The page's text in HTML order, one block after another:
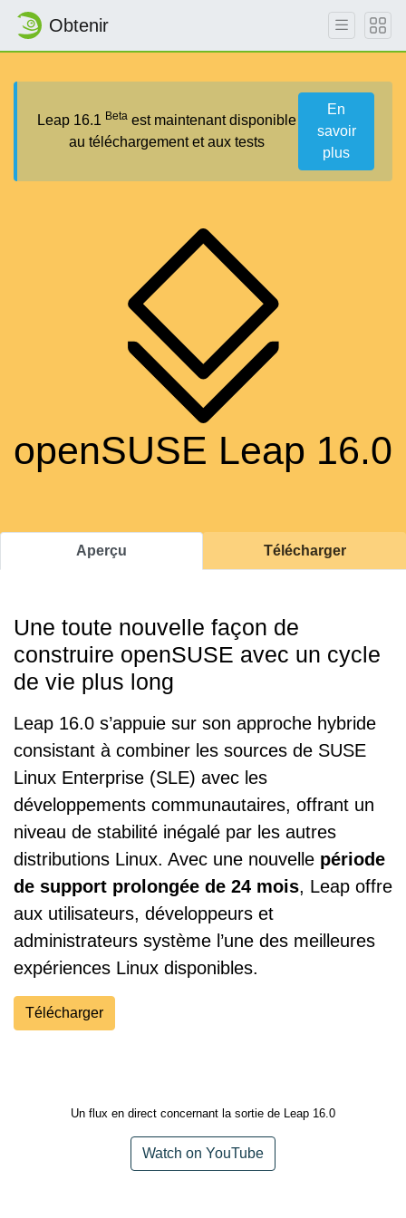
Obtenir
Leap 16.1 Beta est maintenant disponible
au téléchargement et aux tests
En
savoir
plus
openSUSE Leap 16.0
Aperçu Télécharger
Une toute nouvelle façon de
construire openSUSE avec un cycle
de vie plus long
Leap 16.0 s’appuie sur son approche hybride
consistant à combiner les sources de SUSE
Linux Enterprise (SLE) avec les
développements communautaires, offrant un
niveau de stabilité inégalé par les autres
distributions Linux. Avec une nouvelle période
de support prolongée de 24 mois, Leap offre
aux utilisateurs, développeurs et
administrateurs système l’une des meilleures
expériences Linux disponibles.
Télécharger
Un flux en direct concernant la sortie de Leap 16.0
Watch on YouTube